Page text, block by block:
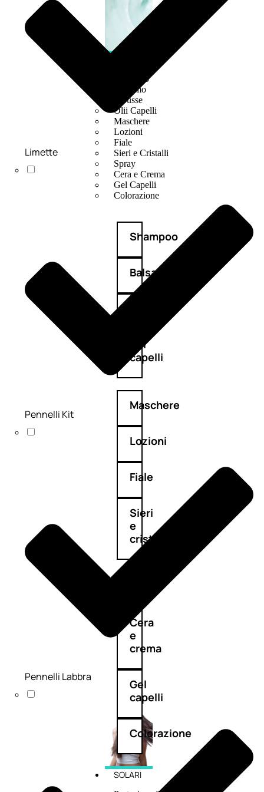
Shampoo
Balsamo
Mousse
Olii Capelli
Maschere
Lozioni
Fiale
Sieri e Cristalli
Spray
Cera e Crema
Gel Capelli
Colorazione
Shampoo
Balsamo
Olii
capelli
Maschere
Lozioni
Fiale
Sieri
e
cristalli
Cera
e
crema
Gel
capelli
Colorazione
SOLARI
Limette
Pennelli Kit
Pennelli Labbra